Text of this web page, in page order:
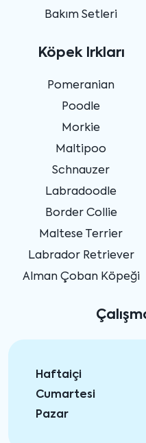
Bakım Setleri
Köpek Irkları
Pomeranian
Poodle
Morkie
Maltipoo
Schnauzer
Labradoodle
Border Collie
Maltese Terrier
Labrador Retriever
Alman Çoban Köpeği
Haftaiçi
Cumartesi
Pazar